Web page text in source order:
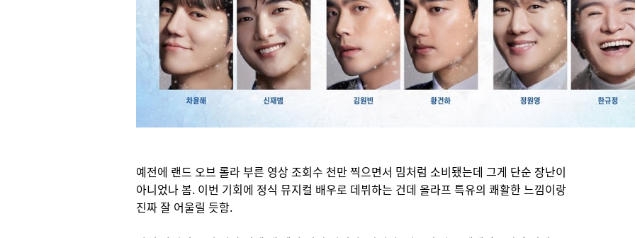
예전에 랜드 오브 롤라 부른 영상 조회수 천만 찍으면서 밈처럼 소비됐는데 그게 단순 장난이
아니었나 봄. 이번 기회에 정식 뮤지컬 배우로 데뷔하는 건데 올라프 특유의 쾌활한 느낌이랑
진짜 잘 어울릴 듯함.